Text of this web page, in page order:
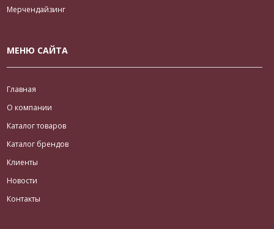
Мерчендайзинг
МЕНЮ САЙТА
Главная
О компании
Каталог товаров
Каталог брендов
Клиенты
Новости
Контакты